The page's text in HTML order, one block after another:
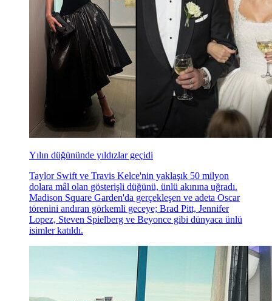
Yılın düğününde yıldızlar geçidi
Taylor Swift ve Travis Kelce'nin yaklaşık 50 milyon
dolara mâl olan gösterişli düğünü, ünlü akınına uğradı.
Madison Square Garden'da gerçekleşen ve adeta Oscar
törenini andıran görkemli geceye; Brad Pitt, Jennifer
Lopez, Steven Spielberg ve Beyonce gibi dünyaca ünlü
isimler katıldı.